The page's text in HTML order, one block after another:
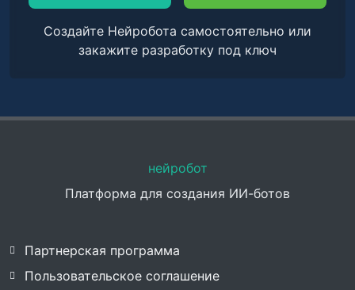
Создайте Нейробота самостоятельно или
закажите разработку под ключ
нейробот
Платформа для создания ИИ-ботов
Партнерская программа
Пользовательское соглашение